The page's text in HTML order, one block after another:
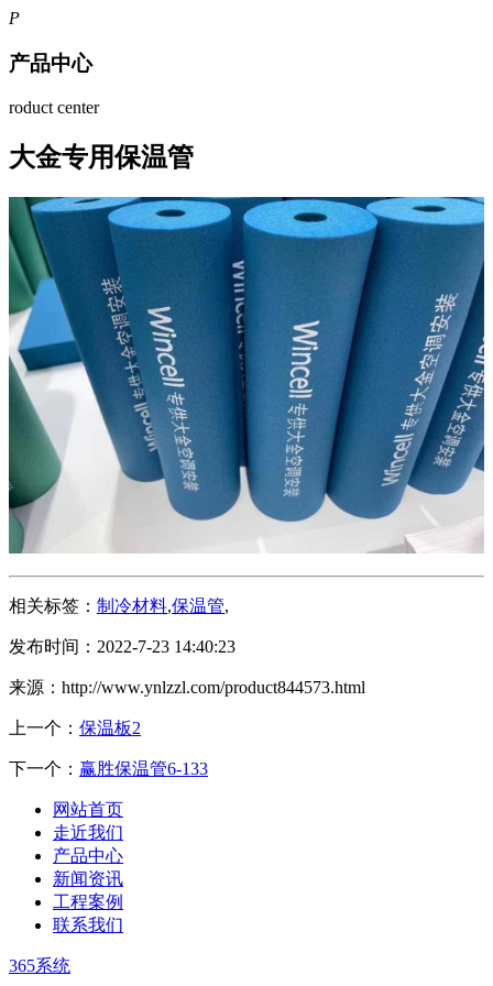
P
产品中心
roduct center
大金专用保温管
相关标签： 制冷材料,保温管,
发布时间：2022-7-23 14:40:23
来源：http://www.ynlzzl.com/product844573.html
上一个： 保温板2
下一个： 赢胜保温管6-133
网站首页
走近我们
产品中心
新闻资讯
工程案例
联系我们
365系统